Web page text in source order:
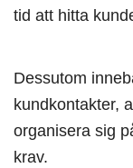
tid att hitta
Dessutom
kundkontakter,
organisera sig
krav.